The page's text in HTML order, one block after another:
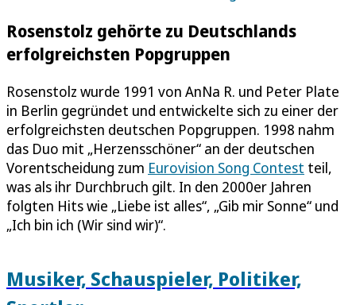
Rosenstolz gehörte zu Deutschlands
erfolgreichsten Popgruppen
Rosenstolz wurde 1991 von AnNa R. und Peter Plate
in Berlin gegründet und entwickelte sich zu einer der
erfolgreichsten deutschen Popgruppen. 1998 nahm
das Duo mit „Herzensschöner“ an der deutschen
Vorentscheidung zum Eurovision Song Contest teil,
was als ihr Durchbruch gilt. In den 2000er Jahren
folgten Hits wie „Liebe ist alles“, „Gib mir Sonne“ und
„Ich bin ich (Wir sind wir)“.
Musiker, Schauspieler, Politiker,